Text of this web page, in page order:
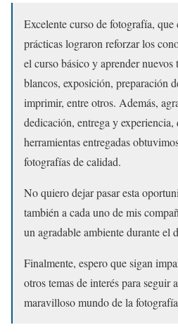
Excelente curso de fotografía, que
prácticas lograron reforzar los
el curso básico y aprender nuevos
blancos, exposición, preparación
imprimir, entre otros. Además,
dedicación, entrega y experiencia,
herramientas entregadas
fotografías de calidad.
No quiero dejar pasar esta
también a cada uno de mis
un agradable ambiente durante el
Finalmente, espero que sigan
otros temas de interés para seguir
maravilloso mundo de la